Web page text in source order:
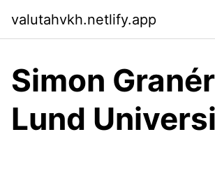
valutahvkh.netlify.app
Simon
Lund